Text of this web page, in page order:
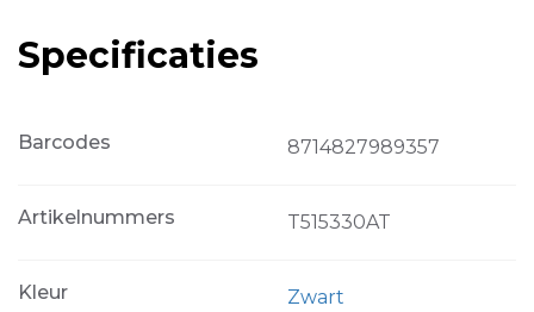
Specificaties
Barcodes 8714827989357
Artikelnummers T515330AT
Kleur Zwart